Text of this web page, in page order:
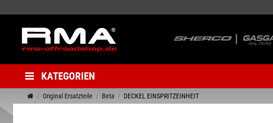
KATEGORIEN
Original Ersatzteile Beta DECKEL EINSPRITZEINHEIT